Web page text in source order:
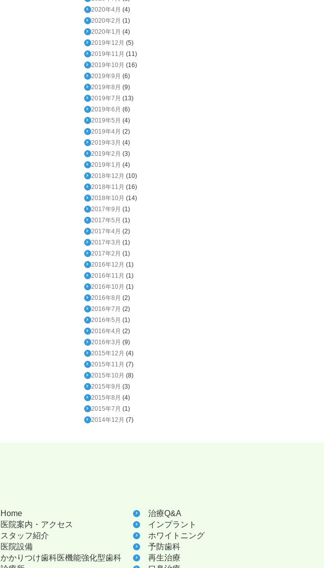
2020年4月 (4)
2020年2月 (1)
2020年1月 (4)
2019年12月 (5)
2019年11月 (11)
2019年10月 (16)
2019年9月 (6)
2019年8月 (9)
2019年7月 (13)
2019年6月 (6)
2019年5月 (4)
2019年4月 (2)
2019年3月 (4)
2019年2月 (3)
2019年1月 (4)
2018年12月 (10)
2018年11月 (16)
2018年10月 (14)
2017年9月 (1)
2017年5月 (1)
2017年4月 (2)
2017年3月 (1)
2017年2月 (1)
2016年12月 (1)
2016年11月 (1)
2016年10月 (1)
2016年8月 (2)
2016年7月 (2)
2016年5月 (1)
2016年4月 (2)
2016年3月 (9)
2015年12月 (4)
2015年11月 (7)
2015年10月 (8)
2015年9月 (3)
2015年8月 (4)
2015年7月 (1)
2014年12月 (7)
Home
医院案内・アクセス
スタッフ紹介
医院設備
かかりつけ歯科医機能強化型歯科
治療Q&A
インプラント
ホワイトニング
予防歯科
再生治療